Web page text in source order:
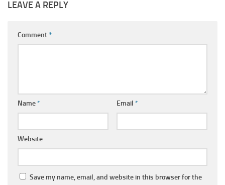
LEAVE A REPLY
Comment*
Name* Email *
Website
Save my name, email, and website in this browser for the